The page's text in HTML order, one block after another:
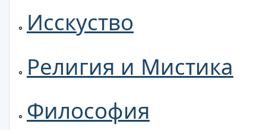
Исскуство
Религия и Мистика
Философия